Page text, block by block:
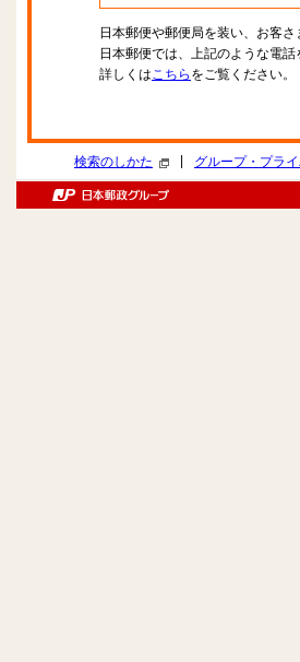
日本郵便や郵便局を装い、お客
日本郵便では、上記のような電
詳しくはこちら をご覧ください。
検索のしかた グループ・プラ